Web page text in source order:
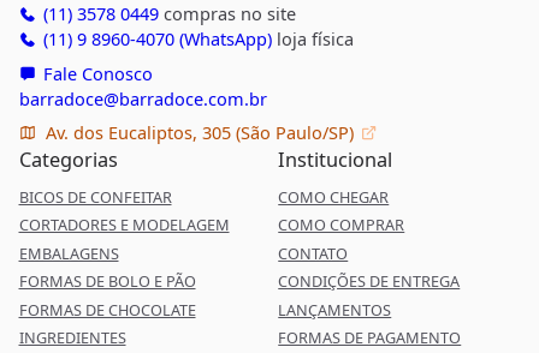
(11) 3578 0449compras no site
(11) 9 8960-4070 (WhatsApp)loja física
Fale Conosco
barradoce@barradoce.com.br
Av. dos Eucaliptos, 305 (São Paulo/SP)
Categorias
BICOS DE CONFEITAR
CORTADORES E MODELAGEM
EMBALAGENS
FORMAS DE BOLO E PÃO
FORMAS DE CHOCOLATE
INGREDIENTES
Institucional
COMO CHEGAR
COMO COMPRAR
CONTATO
CONDIÇÕES DE ENTREGA
LANÇAMENTOS
FORMAS DE PAGAMENTO